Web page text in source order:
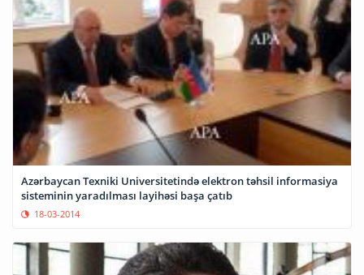
Azərbaycan Texniki Universitetində elektron təhsil informasiya
sisteminin yaradılması layihəsi başa çatıb
18-03-2014